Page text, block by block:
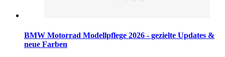
BMW Motorrad Modellpflege 2026 - gezielte Updates &
neue Farben